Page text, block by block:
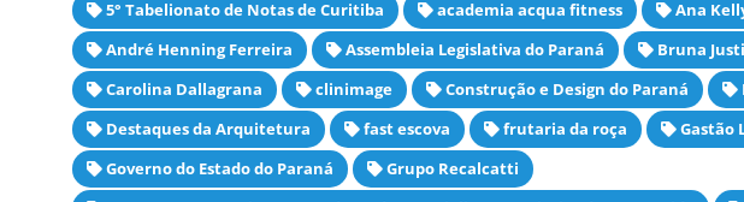
5° Tabelionato de Notas de Curitiba academia acqua fitness Ana
André Henning Ferreira
Assembleia Legislativa do Paraná Bruna
Carolina Dallagrana
clinimage Construção e Design do Paraná
Destaques da Arquitetura
fast escova frutaria da roça Gastão
Governo do Estado do Paraná
Grupo Recalcatti